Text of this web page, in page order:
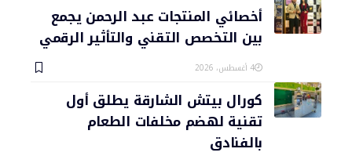
أخصائي المنتجات عبد الرحمن يجمع
بين التخصص التقني والتأثير الرقمي
4 أغسطس، 2026
كورال بيتش الشارقة يطلق أول
تقنية لهضم مخلفات الطعام
بالفنادق